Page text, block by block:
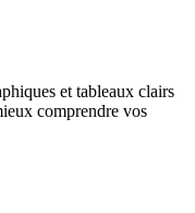
et tableaux clairs
comprendre vos